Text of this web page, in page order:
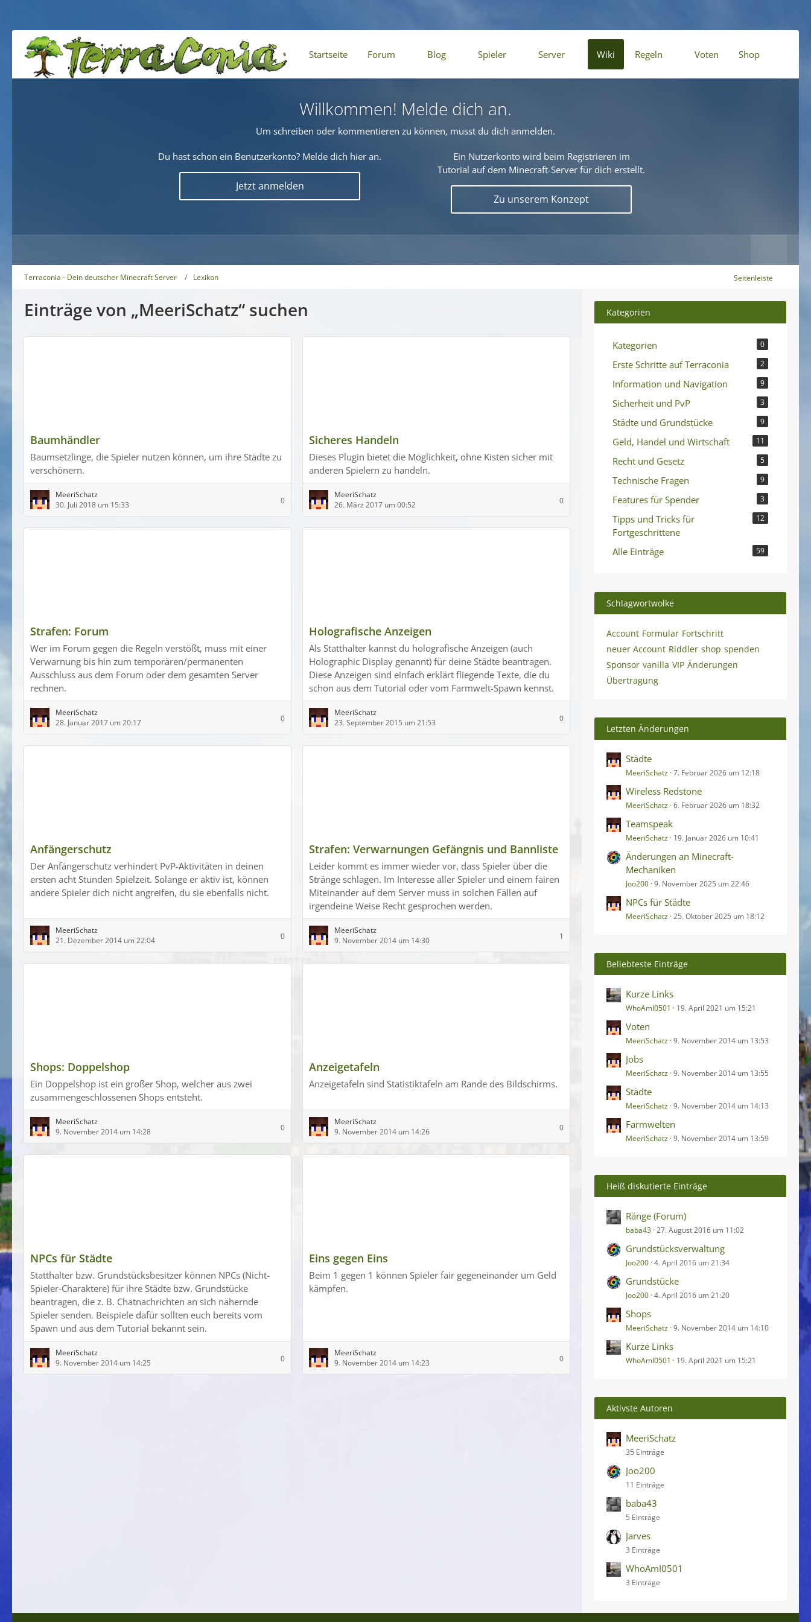
Startseite Forum Blog Spieler Server Wiki Regeln Voten Shop
Willkommen! Melde dich an.
Um schreiben oder kommentieren zu können, musst du dich anmelden.
Du hast schon ein Benutzerkonto? Melde dich hier an.
Jetzt anmelden
Ein Nutzerkonto wird beim Registrieren im
Tutorial auf dem Minecraft-Server für dich erstellt.
Zu unserem Konzept
Terraconia - Dein deutscher Minecraft Server Lexikon Seitenleiste
Einträge von „MeeriSchatz“ suchen
Baumhändler
Baumsetzlinge, die Spieler nutzen können, um ihre Städte zu
verschönern.
MeeriSchatz
30. Juli 2018 um 15:33
0
Sicheres Handeln
Dieses Plugin bietet die Möglichkeit, ohne Kisten sicher mit
anderen Spielern zu handeln.
MeeriSchatz
26. März 2017 um 00:52
0
Strafen: Forum
Wer im Forum gegen die Regeln verstößt, muss mit einer
Verwarnung bis hin zum temporären/permanenten
Ausschluss aus dem Forum oder dem gesamten Server
rechnen.
MeeriSchatz
28. Januar 2017 um 20:17
0
Holografische Anzeigen
Als Statthalter kannst du holografische Anzeigen (auch
Holographic Display genannt) für deine Städte beantragen.
Diese Anzeigen sind einfach erklärt fliegende Texte, die du
schon aus dem Tutorial oder vom Farmwelt-Spawn kennst.
MeeriSchatz
23. September 2015 um 21:53
0
Anfängerschutz
Der Anfängerschutz verhindert PvP-Aktivitäten in deinen
ersten acht Stunden Spielzeit. Solange er aktiv ist, können
andere Spieler dich nicht angreifen, du sie ebenfalls nicht.
MeeriSchatz
21. Dezember 2014 um 22:04
0
Strafen: Verwarnungen Gefängnis und Bannliste
Leider kommt es immer wieder vor, dass Spieler über die
Stränge schlagen. Im Interesse aller Spieler und einem fairen
Miteinander auf dem Server muss in solchen Fällen auf
irgendeine Weise Recht gesprochen werden.
MeeriSchatz
9. November 2014 um 14:30
1
Shops: Doppelshop
Ein Doppelshop ist ein großer Shop, welcher aus zwei
zusammengeschlossenen Shops entsteht.
MeeriSchatz
9. November 2014 um 14:28
0
Anzeigetafeln
Anzeigetafeln sind Statistiktafeln am Rande des Bildschirms.
MeeriSchatz
9. November 2014 um 14:26
0
NPCs für Städte
Statthalter bzw. Grundstücksbesitzer können NPCs (Nicht-
Spieler-Charaktere) für ihre Städte bzw. Grundstücke
beantragen, die z. B. Chatnachrichten an sich nähernde
Spieler senden. Beispiele dafür sollten euch bereits vom
Spawn und aus dem Tutorial bekannt sein.
MeeriSchatz
9. November 2014 um 14:25
0
Eins gegen Eins
Beim 1 gegen 1 können Spieler fair gegeneinander um Geld
kämpfen.
MeeriSchatz
9. November 2014 um 14:23
0
Kategorien
Kategorien 0
Erste Schritte auf Terraconia 2
Information und Navigation 9
Sicherheit und PvP 3
Städte und Grundstücke 9
Geld, Handel und Wirtschaft 11
Recht und Gesetz 5
Technische Fragen 9
Features für Spender 3
Tipps und Tricks für
Fortgeschrittene
12
Alle Einträge 59
Schlagwortwolke
Account Formular Fortschritt
neuer Account Riddler shop spenden
Sponsor vanilla VIP Änderungen
Übertragung
Letzten Änderungen
Städte
MeeriSchatz 7. Februar 2026 um 12:18
Wireless Redstone
MeeriSchatz 6. Februar 2026 um 18:32
Teamspeak
MeeriSchatz 19. Januar 2026 um 10:41
Änderungen an Minecraft-
Mechaniken
Joo200 9. November 2025 um 22:46
NPCs für Städte
MeeriSchatz 25. Oktober 2025 um 18:12
Beliebteste Einträge
Kurze Links
WhoAmI0501 19. April 2021 um 15:21
Voten
MeeriSchatz 9. November 2014 um 13:53
Jobs
MeeriSchatz 9. November 2014 um 13:55
Städte
MeeriSchatz 9. November 2014 um 14:13
Farmwelten
MeeriSchatz 9. November 2014 um 13:59
Heiß diskutierte Einträge
Ränge (Forum)
baba43 27. August 2016 um 11:02
Grundstücksverwaltung
Joo200 4. April 2016 um 21:34
Grundstücke
Joo200 4. April 2016 um 21:20
Shops
MeeriSchatz 9. November 2014 um 14:10
Kurze Links
WhoAmI0501 19. April 2021 um 15:21
Aktivste Autoren
MeeriSchatz
35 Einträge
Joo200
11 Einträge
baba43
5 Einträge
Jarves
3 Einträge
WhoAmI0501
3 Einträge